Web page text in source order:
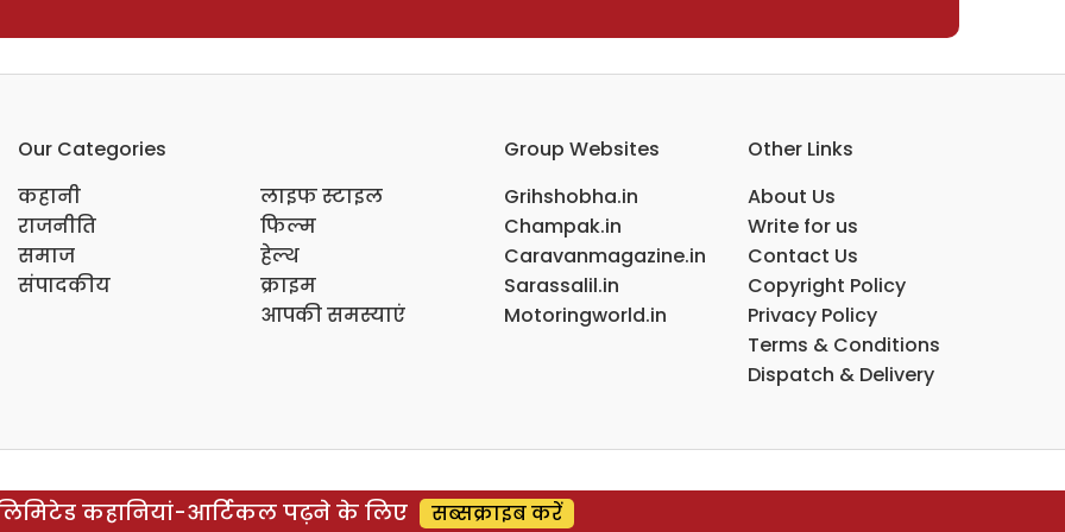
Our Categories
कहानी
राजनीति
समाज
संपादकीय
लाइफ स्टाइल
फिल्म
हेल्थ
क्राइम
आपकी समस्याएं
Group Websites
Grihshobha.in
Champak.in
Caravanmagazine.in
Sarassalil.in
Motoringworld.in
Other Links
About Us
Write for us
Contact Us
Copyright Policy
Privacy Policy
Terms & Conditions
Dispatch & Delivery
कहानियां-आर्टिकल पढ़ने के लिए सब्सक्राइब करें